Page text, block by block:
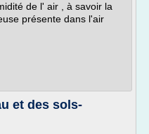
de l' air , à savoir la
présente dans l'air
et des sols-